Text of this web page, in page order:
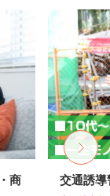
商
交通誘導